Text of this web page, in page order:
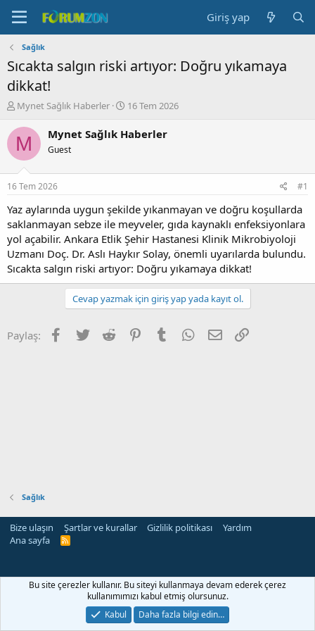
Giriş yap
Sağlık
Sıcakta salgın riski artıyor: Doğru yıkamaya
dikkat!
K
n
b
u
u
b
a
ş
l
a
t
a
n
Mynet Sağlık Haberler
B
ş
ç
a
r
i
h
i
16 Tem 2026
M Mynet Sağlık Haberler
Guest
16 Tem 2026 #1
Yaz aylarında uygun şekilde yıkanmayan ve doğru koşullarda
saklanmayan sebze ile meyveler, gıda kaynaklı enfeksiyonlara
yol açabilir. Ankara Etlik Şehir Hastanesi Klinik Mikrobiyoloji
Uzmanı Doç. Dr. Aslı Haykır Solay, önemli uyarılarda bulundu.
Sıcakta salgın riski artıyor: Doğru yıkamaya dikkat!
Cevap yazmak için giriş yap yada kayıt ol.
Paylaş: Facebook
Twitter Reddit PinterestTumblr WhatsApp
E-posta
Sağlık
Bize ulaşın Şartlar ve kurallar Gizlilik politikası
Yardım
Ana sayfa
R
Bu site çerezler kullanır. Bu siteyi kullanmaya devam ederek çerez
kullanımımızı kabul etmiş olursunuz.
Kabul
Daha fazla bilgi edin…